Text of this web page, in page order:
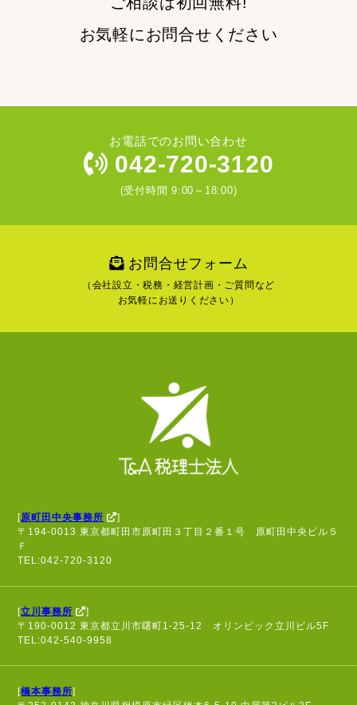
お気軽にお問合せください
お電話でのお問い合わせ
042-720-3120
(受付時間 9:00～18:00)
お問合せフォーム
（会社設立・税務・経営計画・ご質問など
お気軽にお送りください）
[原町田中央事務所
]
〒194-0013 東京都町田市原町田３丁目２番１号 原町田中央ビル５
Ｆ
TEL:042-720-3120
[立川事務所
]
〒190-0012 東京都立川市曙町1-25-12 オリンピック立川ビル5F
TEL:042-540-9958
[橋本事務所]